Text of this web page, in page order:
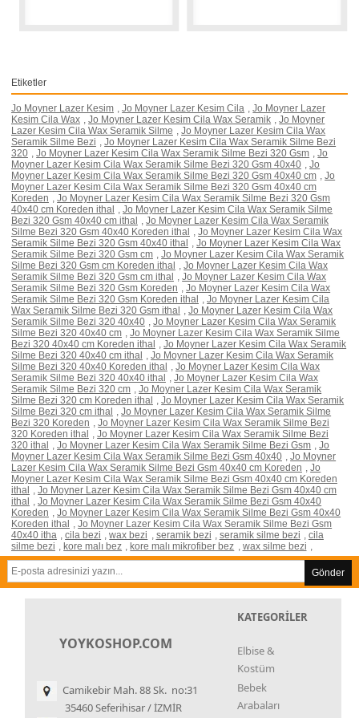
Etiketler
Jo Moyner Lazer Kesim , Jo Moyner Lazer Kesim Cila , Jo Moyner Lazer
Kesim Cila Wax , Jo Moyner Lazer Kesim Cila Wax Seramik , Jo Moyner
Lazer Kesim Cila Wax Seramik Silme , Jo Moyner Lazer Kesim Cila Wax
Seramik Silme Bezi , Jo Moyner Lazer Kesim Cila Wax Seramik Silme Bezi
320 , Jo Moyner Lazer Kesim Cila Wax Seramik Silme Bezi 320 Gsm , Jo
Moyner Lazer Kesim Cila Wax Seramik Silme Bezi 320 Gsm 40x40 , Jo
Moyner Lazer Kesim Cila Wax Seramik Silme Bezi 320 Gsm 40x40 cm , Jo
Moyner Lazer Kesim Cila Wax Seramik Silme Bezi 320 Gsm 40x40 cm
Koreden , Jo Moyner Lazer Kesim Cila Wax Seramik Silme Bezi 320 Gsm
40x40 cm Koreden ithal , Jo Moyner Lazer Kesim Cila Wax Seramik Silme
Bezi 320 Gsm 40x40 cm ithal , Jo Moyner Lazer Kesim Cila Wax Seramik
Silme Bezi 320 Gsm 40x40 Koreden ithal , Jo Moyner Lazer Kesim Cila Wax
Seramik Silme Bezi 320 Gsm 40x40 ithal , Jo Moyner Lazer Kesim Cila Wax
Seramik Silme Bezi 320 Gsm cm , Jo Moyner Lazer Kesim Cila Wax Seramik
Silme Bezi 320 Gsm cm Koreden ithal , Jo Moyner Lazer Kesim Cila Wax
Seramik Silme Bezi 320 Gsm cm ithal , Jo Moyner Lazer Kesim Cila Wax
Seramik Silme Bezi 320 Gsm Koreden , Jo Moyner Lazer Kesim Cila Wax
Seramik Silme Bezi 320 Gsm Koreden ithal , Jo Moyner Lazer Kesim Cila
Wax Seramik Silme Bezi 320 Gsm ithal , Jo Moyner Lazer Kesim Cila Wax
Seramik Silme Bezi 320 40x40 , Jo Moyner Lazer Kesim Cila Wax Seramik
Silme Bezi 320 40x40 cm , Jo Moyner Lazer Kesim Cila Wax Seramik Silme
Bezi 320 40x40 cm Koreden ithal , Jo Moyner Lazer Kesim Cila Wax Seramik
Silme Bezi 320 40x40 cm ithal , Jo Moyner Lazer Kesim Cila Wax Seramik
Silme Bezi 320 40x40 Koreden ithal , Jo Moyner Lazer Kesim Cila Wax
Seramik Silme Bezi 320 40x40 ithal , Jo Moyner Lazer Kesim Cila Wax
Seramik Silme Bezi 320 cm , Jo Moyner Lazer Kesim Cila Wax Seramik
Silme Bezi 320 cm Koreden ithal , Jo Moyner Lazer Kesim Cila Wax Seramik
Silme Bezi 320 cm ithal , Jo Moyner Lazer Kesim Cila Wax Seramik Silme
Bezi 320 Koreden , Jo Moyner Lazer Kesim Cila Wax Seramik Silme Bezi
320 Koreden ithal , Jo Moyner Lazer Kesim Cila Wax Seramik Silme Bezi
320 ithal , Jo Moyner Lazer Kesim Cila Wax Seramik Silme Bezi Gsm , Jo
Moyner Lazer Kesim Cila Wax Seramik Silme Bezi Gsm 40x40 , Jo Moyner
Lazer Kesim Cila Wax Seramik Silme Bezi Gsm 40x40 cm Koreden , Jo
Moyner Lazer Kesim Cila Wax Seramik Silme Bezi Gsm 40x40 cm Koreden
ithal , Jo Moyner Lazer Kesim Cila Wax Seramik Silme Bezi Gsm 40x40 cm
ithal , Jo Moyner Lazer Kesim Cila Wax Seramik Silme Bezi Gsm 40x40
Koreden , Jo Moyner Lazer Kesim Cila Wax Seramik Silme Bezi Gsm 40x40
Koreden ithal , Jo Moyner Lazer Kesim Cila Wax Seramik Silme Bezi Gsm
40x40 itha , cila bezi , wax bezi , seramik bezi , seramik silme bezi , cila
silme bezi , kore malı bez , kore malı mikrofiber bez , wax silme bezi ,
Gönder
YOYKOSHOP.COM
Camikebir Mah. 88 Sk. no:31
35460 Seferihisar / İZMİR
KATEGORİLER
Elbise &
Kostüm
Bebek
Arabaları